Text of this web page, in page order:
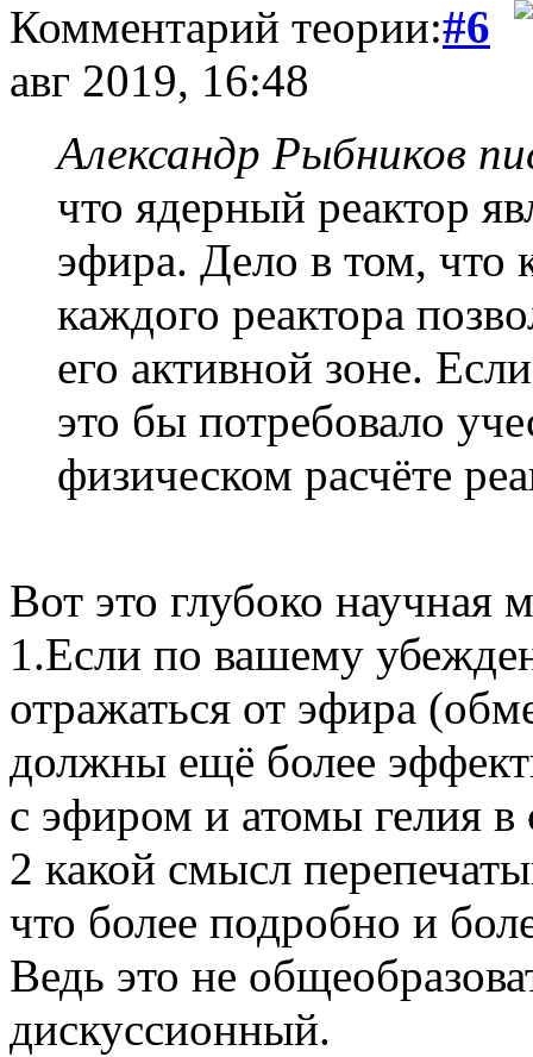
Комментарий теории:#6
авг 2019, 16:48
Александр Рыбников
что ядерный реактор
эфира. Дело в том, что
каждого реактора
его активной зоне.
это бы потребовало
физическом расчёте
Вот это глубоко научная
1.Если по вашему
отражаться от эфира
должны ещё более
с эфиром и атомы гелия в
2 какой смысл
что более подробно и
Ведь это не
дискуссионный.